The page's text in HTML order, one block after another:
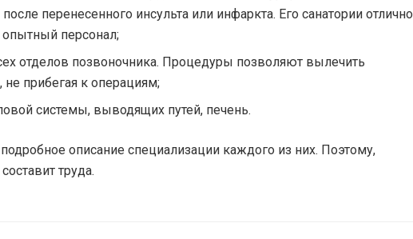
перенесенного инсульта или инфаркта. Его санатории отлично
персонал;
отделов позвоночника. Процедуры позволяют вылечить
прибегая к операциям;
системы, выводящих путей, печень.
описание специализации каждого из них. Поэтому,
труда.